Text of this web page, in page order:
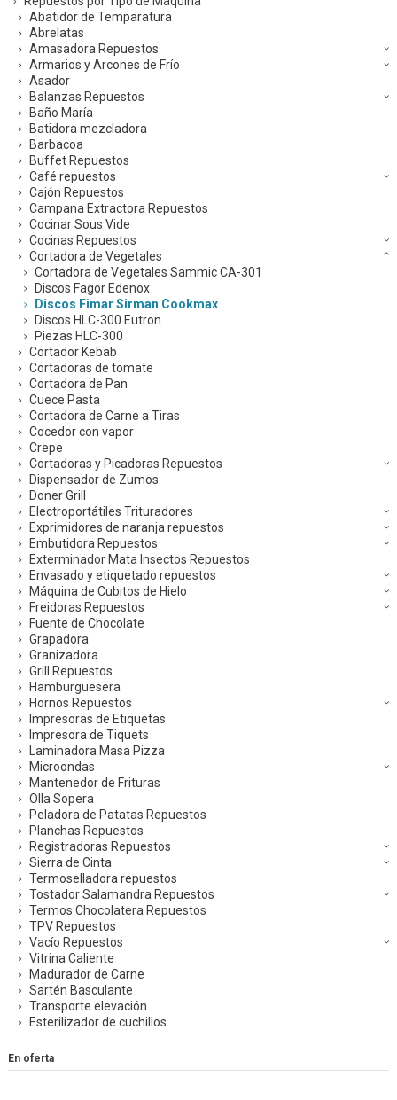
Abatidor de Temparatura
Abrelatas
Amasadora Repuestos
Armarios y Arcones de Frío
Asador
Balanzas Repuestos
Baño María
Batidora mezcladora
Barbacoa
Buffet Repuestos
Café repuestos
Cajón Repuestos
Campana Extractora Repuestos
Cocinar Sous Vide
Cocinas Repuestos
Cortadora de Vegetales
Cortadora de Vegetales Sammic CA-301
Discos Fagor Edenox
Discos Fimar Sirman Cookmax
Discos HLC-300 Eutron
Piezas HLC-300
Cortador Kebab
Cortadoras de tomate
Cortadora de Pan
Cuece Pasta
Cortadora de Carne a Tiras
Cocedor con vapor
Crepe
Cortadoras y Picadoras Repuestos
Dispensador de Zumos
Doner Grill
Electroportátiles Trituradores
Exprimidores de naranja repuestos
Embutidora Repuestos
Exterminador Mata Insectos Repuestos
Envasado y etiquetado repuestos
Máquina de Cubitos de Hielo
Freidoras Repuestos
Fuente de Chocolate
Grapadora
Granizadora
Grill Repuestos
Hamburguesera
Hornos Repuestos
Impresoras de Etiquetas
Impresora de Tiquets
Laminadora Masa Pizza
Microondas
Mantenedor de Frituras
Olla Sopera
Peladora de Patatas Repuestos
Planchas Repuestos
Registradoras Repuestos
Sierra de Cinta
Termoselladora repuestos
Tostador Salamandra Repuestos
Termos Chocolatera Repuestos
TPV Repuestos
Vacío Repuestos
Vitrina Caliente
Madurador de Carne
Sartén Basculante
Transporte elevación
Esterilizador de cuchillos
En oferta